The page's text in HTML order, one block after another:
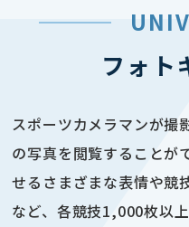
フォト
スポーツカメラマンが撮
の写真を閲覧することが
せるさまざまな表情や競
など、各競技1,000枚以